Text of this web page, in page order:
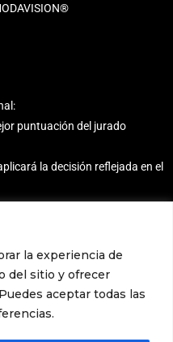
la experiencia de
del sitio y ofrecer
aceptar todas las
puntuación del jurado
la decisión reflejada en el
la aceptación íntegra del